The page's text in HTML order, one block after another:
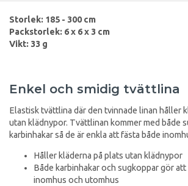
Storlek: 185 - 300 cm
Packstorlek: 6 x 6 x 3 cm
Vikt: 33 g
Enkel och smidig tvättlina
Elastisk tvättlina där den tvinnade linan håller
utan klädnypor. Tvättlinan kommer med både
karbinhakar så de är enkla att fästa både
Håller kläderna på plats utan klädnypor
Både karbinhakar och sugkoppar gör
inomhus och utomhus